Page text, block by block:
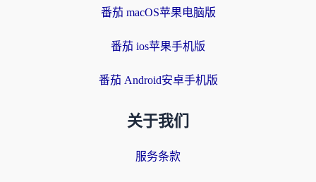
番茄 macOS苹果电脑版
番茄 ios苹果手机版
番茄 Android安卓手机版
关于我们
服务条款